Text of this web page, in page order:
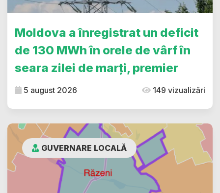
Moldova a înregistrat un deficit
de 130 MWh în orele de vârf în
seara zilei de marți, premier
5 august 2026 149 vizualizări
GUVERNARE LOCALĂ